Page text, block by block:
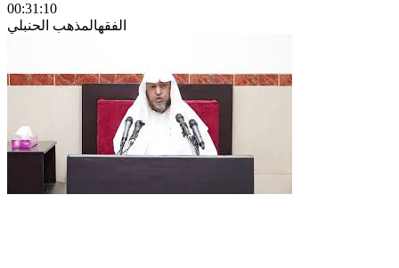
00:31:10
الفقهالمذهب الحنبلي